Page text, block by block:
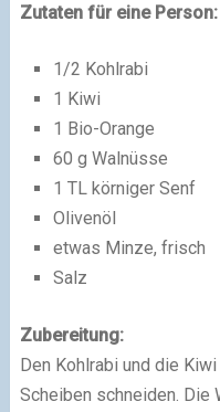
Zutaten für eine Person:
1/2 Kohlrabi
1 Kiwi
1 Bio-Orange
60 g Walnüsse
1 TL körniger Senf
Olivenöl
etwas Minze, frisch
Salz
Zubereitung:
Den Kohlrabi und die
Scheiben schneiden. Die